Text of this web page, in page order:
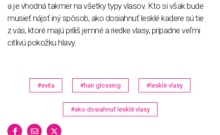
a je vhodná takmer na všetky typy vlasov. Kto si však bude
musieť nájsť iný spôsob, ako dosiahnuť lesklé kadere sú tie
z vás, ktoré majú príliš jemné a riedke vlasy, prípadne veľmi
citlivú pokožku hlavy.
#evita #hair glossing #lesklé vlasy
#ako dosiahnuť lesklé vlasy